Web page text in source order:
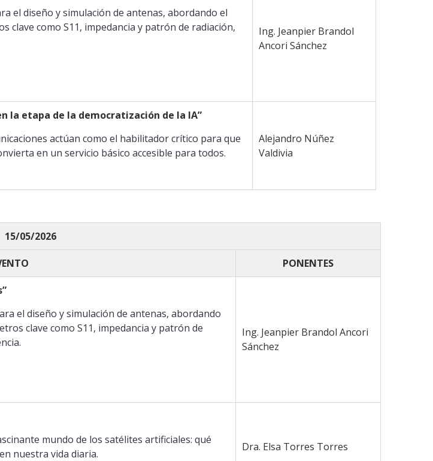
el diseño y simulación de antenas, abordando el
clave como S11, impedancia y patrón de radiación,
Ing. Jeanpier Brandol
Ancori Sánchez
la etapa de la democratización de la IA”
actúan como el habilitador crítico para que
en un servicio básico accesible para todos.
Alejandro Núñez
Valdivia
15/05/2026
PONENTES
el diseño y simulación de antenas, abordando
clave como S11, impedancia y patrón de
Ing. Jeanpier Brandol Ancori
Sánchez
mundo de los satélites artificiales: qué
nuestra vida diaria.
Dra. Elsa Torres Torres